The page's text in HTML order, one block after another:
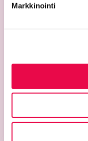
Markkinointi
riemu@riihimaki.fi
Aukioloajat